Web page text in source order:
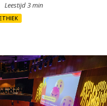
Leestijd 3 min